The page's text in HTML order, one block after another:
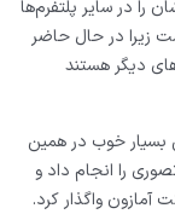
را در سایر پلتفرم‌ها
زیرا در حال ‌حاضر
دیگر هستند
بسیار خوب در همین
کار غیرقابل تصوری را انجام داد و
آمازون واگذار کرد.